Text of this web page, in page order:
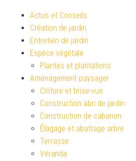
Actus et Conseils
Création de jardin
Entretien de jardin
Espèce végétale
Plantes et plantations
Aménagement paysager
Clôture et brise-vue
Construction abri de jardin
Construction de cabanon
Élagage et abattage arbre
Terrasse
Véranda